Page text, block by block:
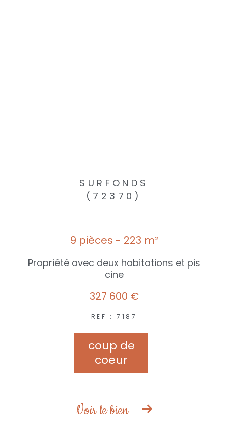
SURFONDS
(72370)
9 pièces - 223 m²
Propriété avec deux habitations et pis
cine
327 600 €
REF : 7187
coup de
coeur
Voir le bien